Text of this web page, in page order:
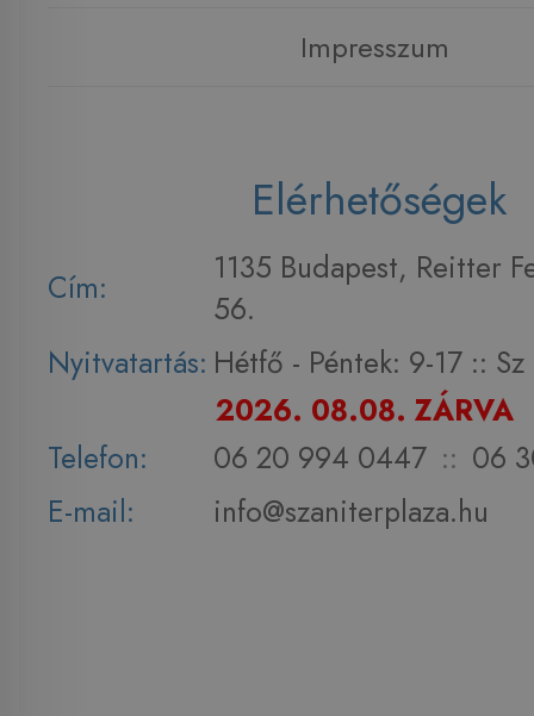
Impresszum
Elérhetőségek
Cím:
1135 Budapest, Reitter
56.
Nyitvatartás: Hétfő - Péntek: 9-17 :: Sz
2026. 08.08. ZÁRVA
Telefon:
06 20 994 0447 :: 06
E-mail:
info@szaniterplaza.hu